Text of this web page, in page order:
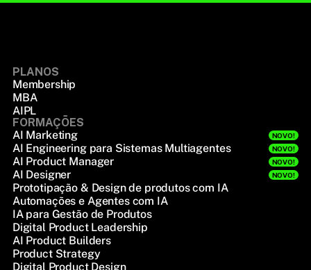
PLANOS
Membership
MBA
AIPL
FORMAÇÕES
AI Marketing
NOVO!
AI Engineering para Sistemas Multiagentes NOVO!
AI Product Manager NOVO!
AI Designer NOVO!
Prototipação & Design de produtos com IA
Automações e Agentes com IA
IA para Gestão de Produtos
Digital Product Leadership
AI Product Builders
Product Strategy
Digital Product Design